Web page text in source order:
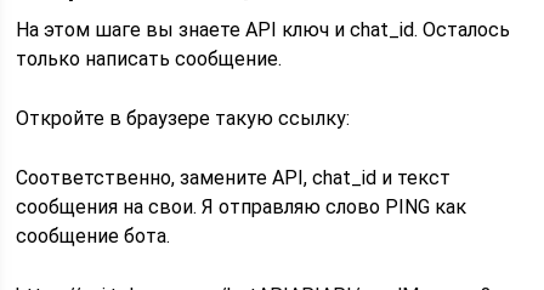
На этом шаге вы знаете API ключ и chat_id. Осталось
только написать сообщение.
Откройте в браузере такую ссылку:
Соответственно, замените API, chat_id и текст
сообщения на свои. Я отправляю слово PING как
сообщение бота.